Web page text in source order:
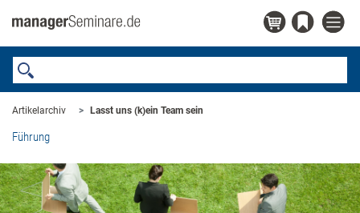
Artikelarchiv Lasst uns (k)ein Team sein
Führung